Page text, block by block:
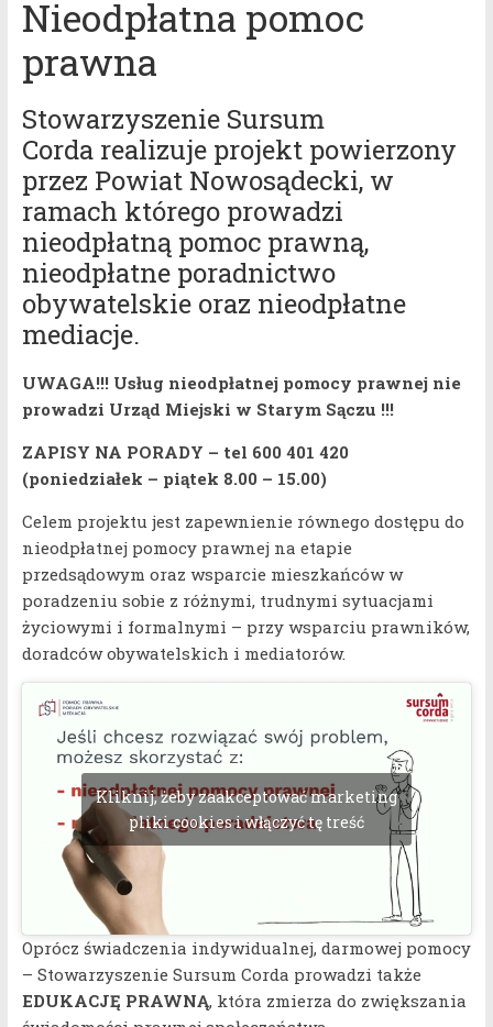
Nieodpłatna pomoc
prawna
Stowarzyszenie Sursum
Corda realizuje projekt powierzony
przez Powiat Nowosądecki, w
ramach którego prowadzi
nieodpłatną pomoc prawną,
nieodpłatne poradnictwo
obywatelskie oraz nieodpłatne
mediacje.
UWAGA!!! Usług nieodpłatnej pomocy prawnej nie
prowadzi Urząd Miejski w Starym Sączu !!!
ZAPISY NA PORADY – tel 600 401 420
(poniedziałek – piątek 8.00 – 15.00)
Celem projektu jest zapewnienie równego dostępu do
nieodpłatnej pomocy prawnej na etapie
przedsądowym oraz wsparcie mieszkańców w
poradzeniu sobie z różnymi, trudnymi sytuacjami
życiowymi i formalnymi – przy wsparciu prawników,
doradców obywatelskich i mediatorów.
Kliknij, żeby zaakceptować marketing
pliki cookies i włączyć tę treść
Oprócz świadczenia indywidualnej, darmowej pomocy
– Stowarzyszenie Sursum Corda prowadzi także
EDUKACJĘ PRAWNĄ, która zmierza do zwiększania